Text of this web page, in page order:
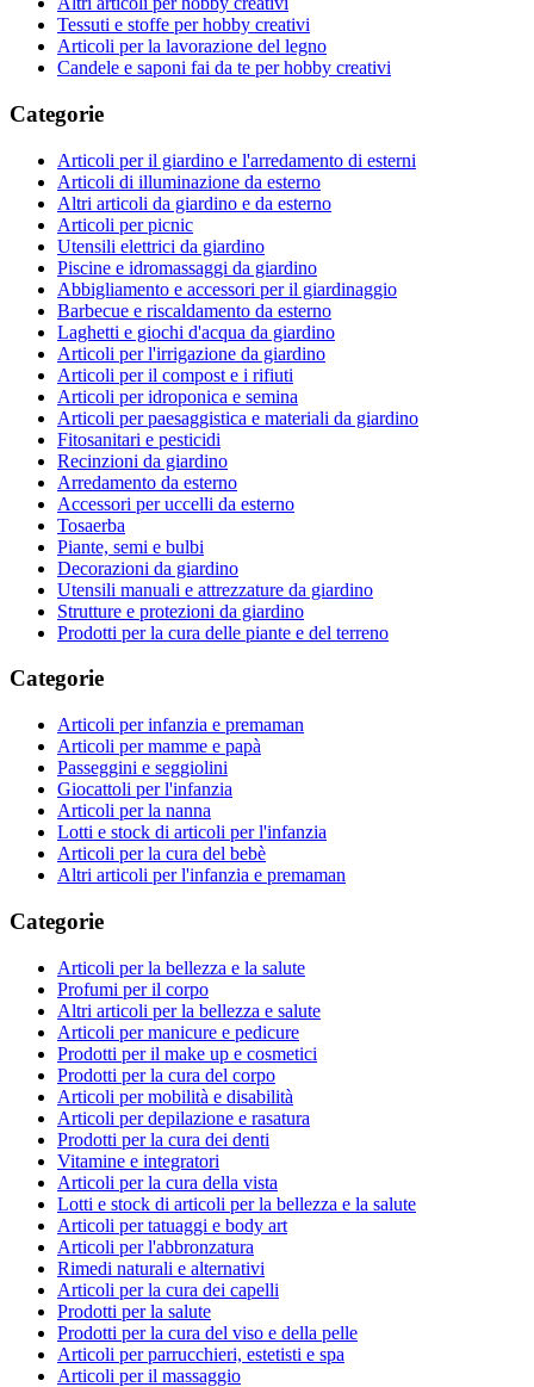
Tessuti e stoffe per hobby creativi
Articoli per la lavorazione del legno
Candele e saponi fai da te per hobby creativi
Categorie
Articoli per il giardino e l'arredamento di esterni
Articoli di illuminazione da esterno
Altri articoli da giardino e da esterno
Articoli per picnic
Utensili elettrici da giardino
Piscine e idromassaggi da giardino
Abbigliamento e accessori per il giardinaggio
Barbecue e riscaldamento da esterno
Laghetti e giochi d'acqua da giardino
Articoli per l'irrigazione da giardino
Articoli per il compost e i rifiuti
Articoli per idroponica e semina
Articoli per paesaggistica e materiali da giardino
Fitosanitari e pesticidi
Recinzioni da giardino
Arredamento da esterno
Accessori per uccelli da esterno
Tosaerba
Piante, semi e bulbi
Decorazioni da giardino
Utensili manuali e attrezzature da giardino
Strutture e protezioni da giardino
Prodotti per la cura delle piante e del terreno
Categorie
Articoli per infanzia e premaman
Articoli per mamme e papà
Passeggini e seggiolini
Giocattoli per l'infanzia
Articoli per la nanna
Lotti e stock di articoli per l'infanzia
Articoli per la cura del bebè
Altri articoli per l'infanzia e premaman
Categorie
Articoli per la bellezza e la salute
Profumi per il corpo
Altri articoli per la bellezza e salute
Articoli per manicure e pedicure
Prodotti per il make up e cosmetici
Prodotti per la cura del corpo
Articoli per mobilità e disabilità
Articoli per depilazione e rasatura
Prodotti per la cura dei denti
Vitamine e integratori
Articoli per la cura della vista
Lotti e stock di articoli per la bellezza e la salute
Articoli per tatuaggi e body art
Articoli per l'abbronzatura
Rimedi naturali e alternativi
Articoli per la cura dei capelli
Prodotti per la salute
Prodotti per la cura del viso e della pelle
Articoli per parrucchieri, estetisti e spa
Articoli per il massaggio